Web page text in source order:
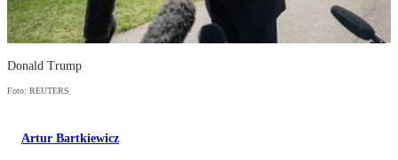
Donald Trump
Foto: REUTERS
Artur Bartkiewicz